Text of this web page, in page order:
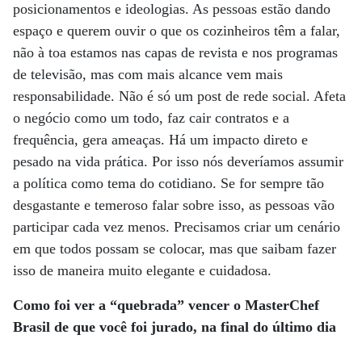
posicionamentos e ideologias. As pessoas estão dando
espaço e querem ouvir o que os cozinheiros têm a falar,
não à toa estamos nas capas de revista e nos programas
de televisão, mas com mais alcance vem mais
responsabilidade. Não é só um post de rede social. Afeta
o negócio como um todo, faz cair contratos e a
frequência, gera ameaças. Há um impacto direto e
pesado na vida prática. Por isso nós deveríamos assumir
a política como tema do cotidiano. Se for sempre tão
desgastante e temeroso falar sobre isso, as pessoas vão
participar cada vez menos. Precisamos criar um cenário
em que todos possam se colocar, mas que saibam fazer
isso de maneira muito elegante e cuidadosa.
Como foi ver a “quebrada” vencer o MasterChef
Brasil de que você foi jurado, na final do último dia